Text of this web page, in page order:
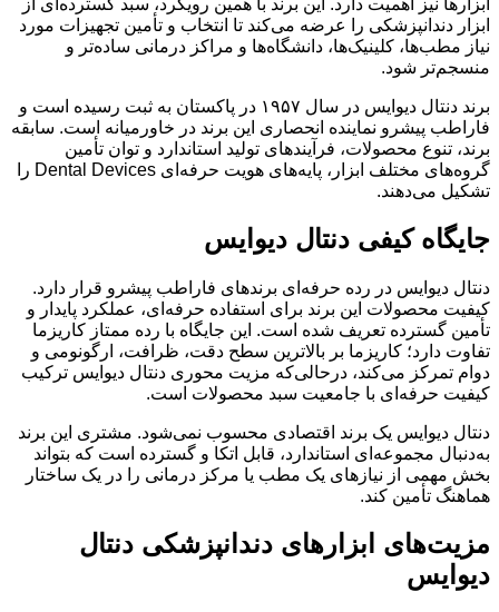
ابزارها نیز اهمیت دارد. این برند با همین رویکرد، سبد گسترده‌ای از
ابزار دندانپزشکی را عرضه می‌کند تا انتخاب و تأمین تجهیزات مورد
نیاز مطب‌ها، کلینیک‌ها، دانشگاه‌ها و مراکز درمانی ساده‌تر و
منسجم‌تر شود.
برند دنتال دیوایس در سال ۱۹۵۷ در پاکستان به ثبت رسیده است و
فاراطب پیشرو نماینده انحصاری این برند در خاورمیانه است. سابقه
برند، تنوع محصولات، فرآیندهای تولید استاندارد و توان تأمین
گروه‌های مختلف ابزار، پایه‌های هویت حرفه‌ای Dental Devices را
تشکیل می‌دهند.
جایگاه کیفی دنتال دیوایس
دنتال دیوایس در رده حرفه‌ای برندهای فاراطب پیشرو قرار دارد.
کیفیت محصولات این برند برای استفاده حرفه‌ای، عملکرد پایدار و
تأمین گسترده تعریف شده است. این جایگاه با رده ممتاز کاریزما
تفاوت دارد؛ کاریزما بر بالاترین سطح دقت، ظرافت، ارگونومی و
دوام تمرکز می‌کند، درحالی‌که مزیت محوری دنتال دیوایس ترکیب
کیفیت حرفه‌ای با جامعیت سبد محصولات است.
دنتال دیوایس یک برند اقتصادی محسوب نمی‌شود. مشتری این برند
به‌دنبال مجموعه‌ای استاندارد، قابل اتکا و گسترده است که بتواند
بخش مهمی از نیازهای یک مطب یا مرکز درمانی را در یک ساختار
هماهنگ تأمین کند.
مزیت‌های ابزارهای دندانپزشکی دنتال
دیوایس